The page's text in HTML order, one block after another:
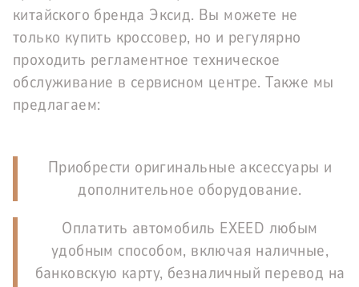
китайского бренда Эксид. Вы можете не
только купить кроссовер, но и регулярно
проходить регламентное техническое
обслуживание в сервисном центре. Также мы
предлагаем:
Приобрести оригинальные аксессуары и
дополнительное оборудование.
Оплатить автомобиль EXEED любым
удобным способом, включая наличные,
банковскую карту, безналичный перевод на